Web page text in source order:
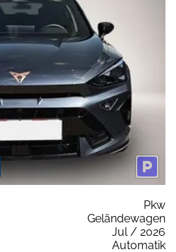
Pkw
Geländewagen
Jul / 2026
Automatik